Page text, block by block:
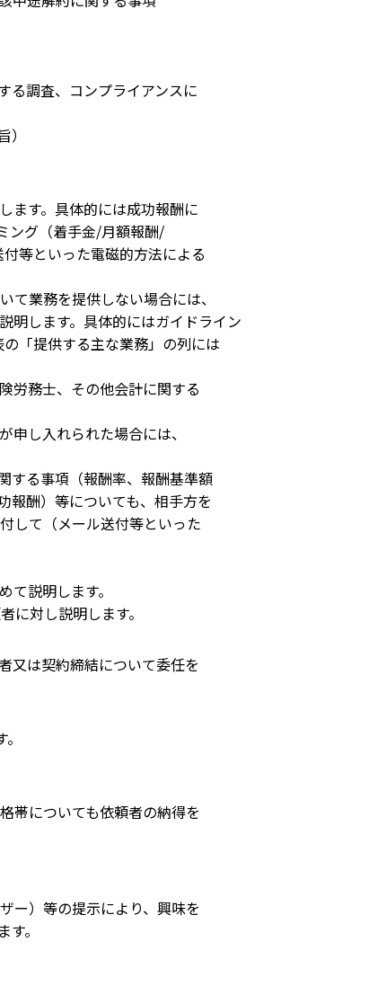
る調査、コンプライアンスに
ます。具体的には成功報酬に
ング（着手金/月額報酬/
等といった電磁的方法による
業務を提供しない場合には、
します。具体的にはガイドライン
「提供する主な業務」の列には
労務士、その他会計に関する
し入れられた場合には、
する事項（報酬率、報酬基準額
酬）等についても、相手方を
して（メール送付等といった
説明します。
対し説明します。
又は契約締結について委任を
帯についても依頼者の納得を
ー）等の提示により、興味を
。